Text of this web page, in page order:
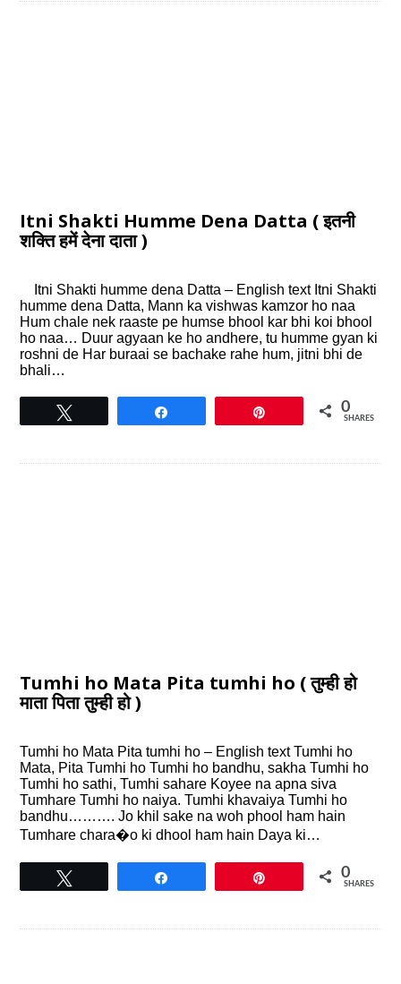
Itni Shakti Humme Dena Datta ( इतनी
शक्ति हमें देना दाता )
Itni Shakti humme dena Datta – English text Itni Shakti
humme dena Datta, Mann ka vishwas kamzor ho naa
Hum chale nek raaste pe humse bhool kar bhi koi bhool
ho naa… Duur agyaan ke ho andhere, tu humme gyan ki
roshni de Har buraai se bachake rahe hum, jitni bhi de
bhali…
0
SHARES
Tumhi ho Mata Pita tumhi ho ( तुम्ही हो
माता पिता तुम्ही हो )
Tumhi ho Mata Pita tumhi ho – English text Tumhi ho
Mata, Pita Tumhi ho Tumhi ho bandhu, sakha Tumhi ho
Tumhi ho sathi, Tumhi sahare Koyee na apna siva
Tumhare Tumhi ho naiya. Tumhi khavaiya Tumhi ho
bandhu………. Jo khil sake na woh phool ham hain
Tumhare chara�o ki dhool ham hain Daya ki…
0
SHARES